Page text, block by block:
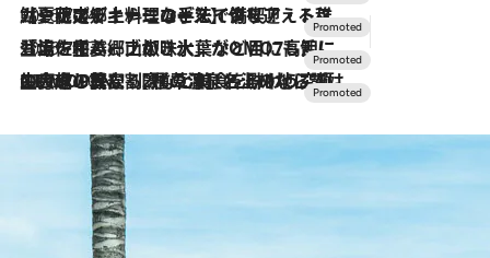
2026.7.24
【夏限定ディナーコース】旬を迎える稚鮎や花ズッキーニなどをイタリア・トスカーナの郷土料理の手法で満喫！
2026.7.17
「土佐和ハーブかき氷」がOMO7高知に登場！生姜、山椒、大葉など目にも舌にも涼を呼ぶ郷土の味
2026.7.10
NEW OPEN！【界 草津】名湯の地に誕生。趣の異なる2種の温泉と上州ならではの会席・蕎麦割烹など美食を味わう究極の癒やし旅